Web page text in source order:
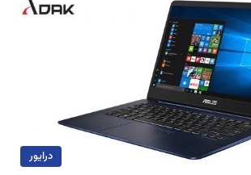
درایور